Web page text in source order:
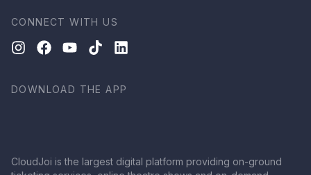
CONNECT WITH US
DOWNLOAD THE APP
CloudJoi is the largest digital platform providing on-ground